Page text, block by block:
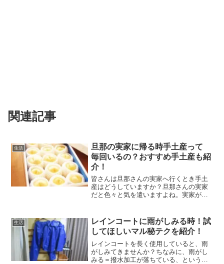
関連記事
生活
旦那の実家に帰る時手土産って
毎回いるの？おすすめ手土産も紹
介！
皆さんは旦那さんの実家へ行くとき手土
産はどうしていますか？旦那さんの実家
だと色々と気を遣いますよね。実家が遠
お邪魔する場合は毎回必要なのかな？と
思う方も多いのではないで...
生活
レインコートに雨がしみる時！試
してほしいマル秘テクを紹介！
レインコートを長く使用していると、雨
がしみてきませんか？ちなみに、雨がし
みる＝撥水加工が落ちている、というこ